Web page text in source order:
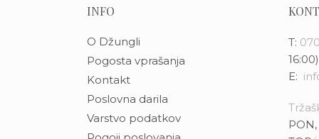
INFO
O Džungli
Pogosta vprašanja
Kontakt
Poslovna darila
Varstvo podatkov
T:
16:00)
E:
PON,